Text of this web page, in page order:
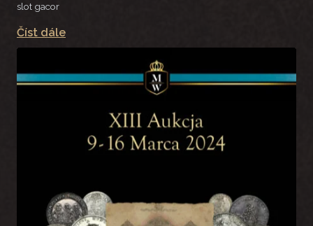
slot gacor
Číst dále